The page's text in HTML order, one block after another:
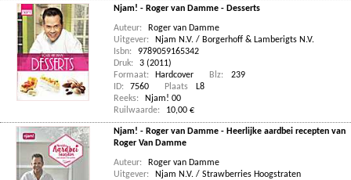
Njam! - Roger van Damme - Desserts
Auteur:
Roger van Damme
Uitgever:
Njam N.V. / Borgerhoff & Lamberigts N.V.
Isbn:
9789059165342
Druk:
3 (2011)
Formaat:
Hardcover Blz:
239
ID:
7560 Plaats
L8
Reeks:
Njam! 00
Ruilwaarde:
10,00 €
Njam! - Roger van Damme - Heerlijke aardbei recepten van
Roger Van Damme
Auteur:
Roger van Damme
Uitgever:
Njam N.V. / Strawberries Hoogstraten